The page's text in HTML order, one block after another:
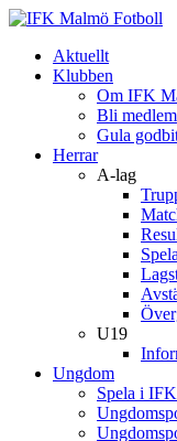
Aktuellt
Klubben
Om IFK
Bli medlem
Gula
Herrar
A-lag
U19
Ungdom
Spela i